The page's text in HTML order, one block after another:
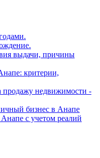
выдачи, причины
критерии,
недвижимости -
бизнес в Анапе
с учетом реалий